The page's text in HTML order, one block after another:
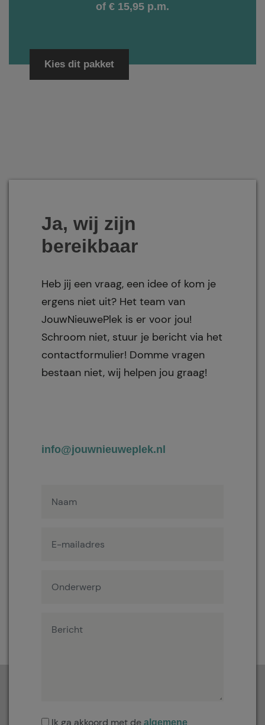
of € 15,95 p.m.
Kies dit pakket
Ja, wij zijn
bereikbaar
Heb jij een vraag, een idee of kom je
ergens niet uit? Het team van
JouwNieuwePlek is er voor jou!
Schroom niet, stuur je bericht via het
contactformulier! Domme vragen
bestaan niet, wij helpen jou graag!
info@jouwnieuweplek.nl
Ik ga akkoord met de algemene